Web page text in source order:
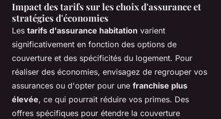
Impact des tarifs sur les choix d'assurance et
stratégies d'économies
Les tarifs d'assurance habitation varient
significativement en fonction des options de
couverture et des spécificités du logement. Pour
réaliser des économies, envisagez de regrouper vos
assurances ou d'opter pour une franchise plus
élevée, ce qui pourrait réduire vos primes. Des
offres spécifiques pour étendre la couverture